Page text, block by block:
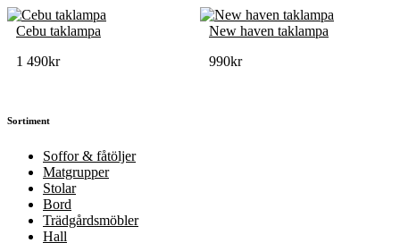
Cebu taklampa
1 490kr
New haven taklampa
990kr
Sortiment
Soffor & fåtöljer
Matgrupper
Stolar
Bord
Trädgårdsmöbler
Hall